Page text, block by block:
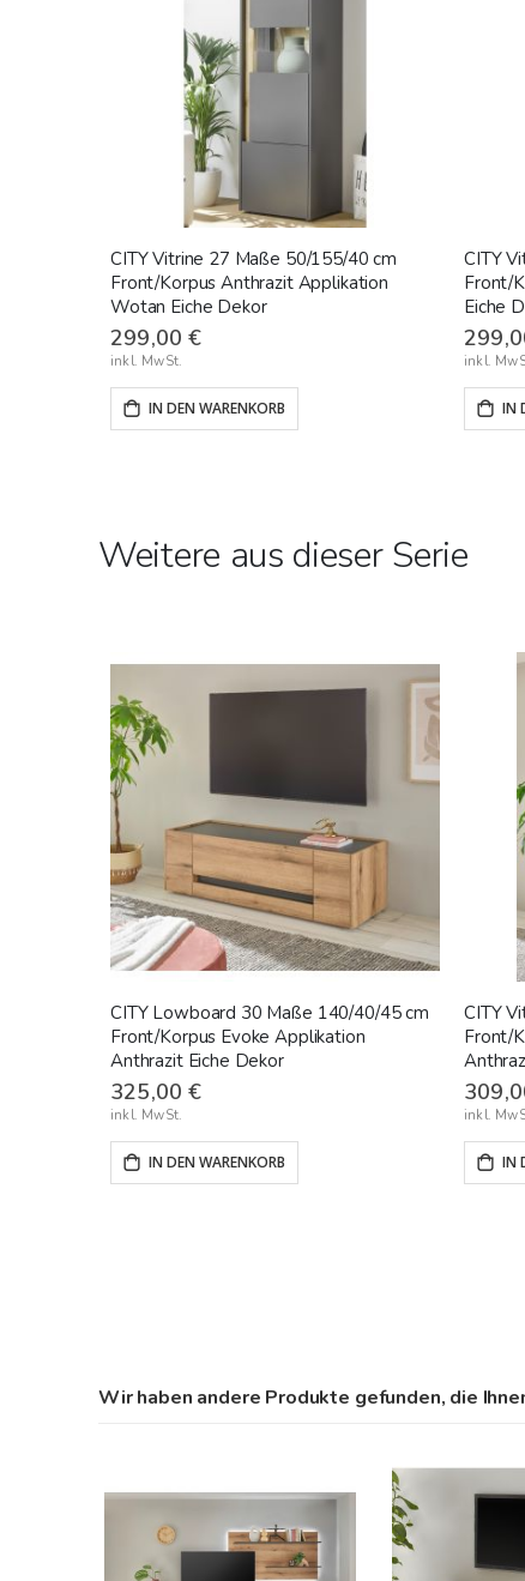
CITY Vitrine 27 Maße 50/155/40 cm
Front/Korpus Anthrazit Applikation
Wotan Eiche Dekor
299,00 €
IN DEN WARENKORB
CITY
Front/
Eiche
IN
Weitere aus dieser Serie
CITY Lowboard 30 Maße 140/40/45 cm
Front/Korpus Evoke Applikation
Anthrazit Eiche Dekor
325,00 €
IN DEN WARENKORB
CITY
Front/
IN
Wir haben andere Produkte gefunden, die